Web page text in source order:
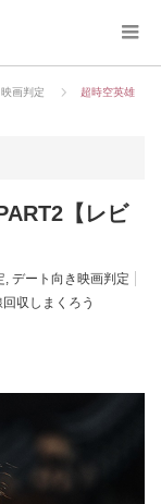
画判定
超時空英雄
【レビ
, デート向き映画判定
収しまくろう